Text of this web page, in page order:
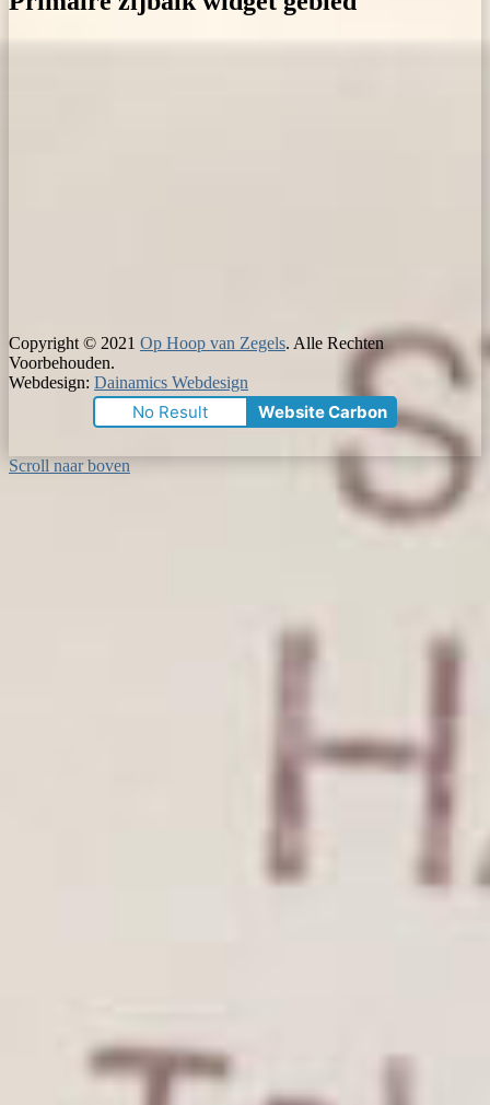
Copyright © 2021 Op Hoop van Zegels. Alle Rechten
Voorbehouden.
Webdesign: Dainamics Webdesign
No Result Website Carbon
Scroll naar boven